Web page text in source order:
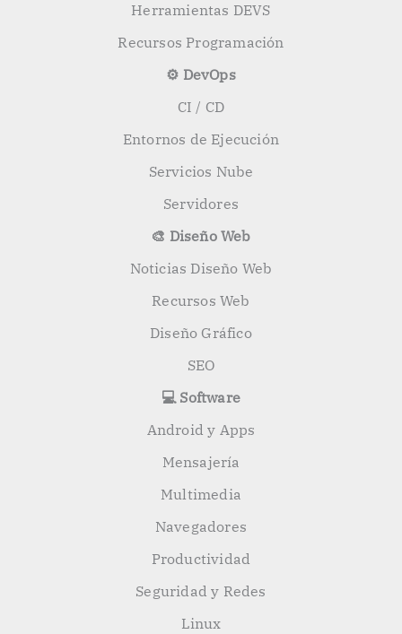
Herramientas DEVS
Recursos Programación
⚙️ DevOps
CI / CD
Entornos de Ejecución
Servicios Nube
Servidores
🎨 Diseño Web
Noticias Diseño Web
Recursos Web
Diseño Gráfico
SEO
💻 Software
Android y Apps
Mensajería
Multimedia
Navegadores
Productividad
Seguridad y Redes
Linux